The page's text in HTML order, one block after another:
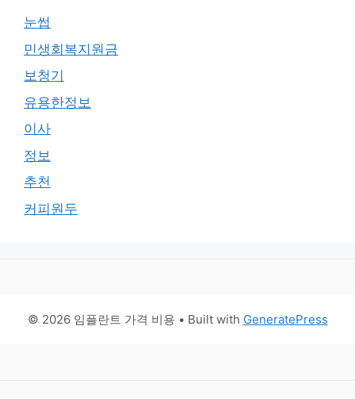
눈썹
민생회복지원금
보청기
유용한정보
이사
정보
추천
커피원두
© 2026 임플란트 가격 비용 • Built with GeneratePress